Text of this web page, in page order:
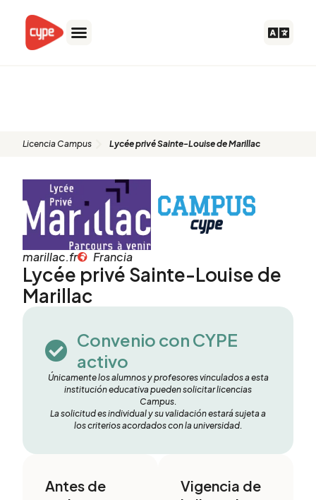
contenido
Licencia Campus Lycée privé Sainte-Louise de Marillac
marillac.fr Francia
Lycée privé Sainte-Louise de
Marillac
Convenio con CYPE
activo
Únicamente los alumnos y profesores vinculados a esta
institución educativa pueden solicitar licencias
Campus.
La solicitud es individual y su validación estará sujeta a
los criterios acordados con la universidad.
Antes de
Vigencia de